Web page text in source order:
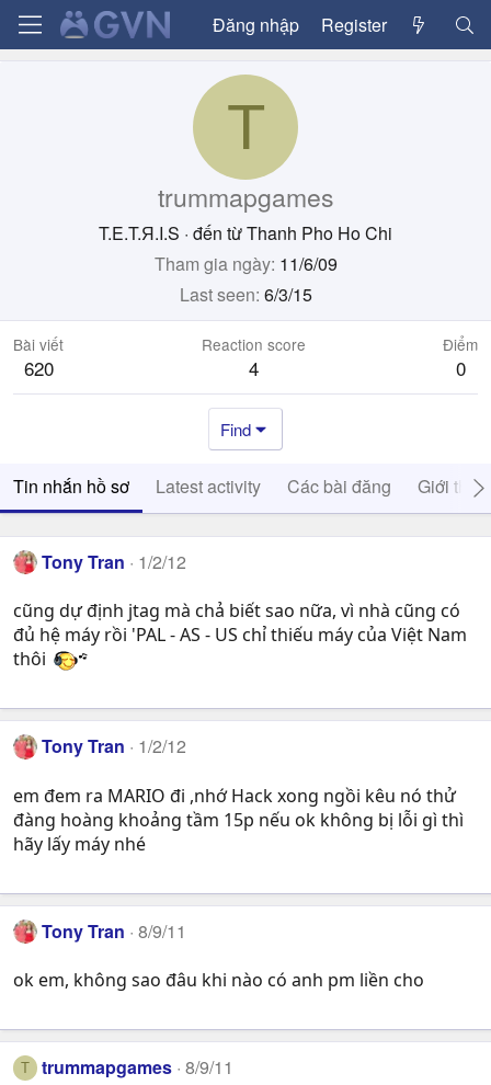
Đăng nhập Register
T
trummapgames
T.E.T.Я.I.S · đến từThanh Pho Ho Chi
Tham gia ngày 11/6/09
Last seen 6/3/15
Bài viết
620
Reaction score
4
Điểm
0
Find
Tin nhắn hồ sơ Latest activity Các bài đăng Giới thiệu
Tony Tran 1/2/12
cũng dự định jtag mà chả biết sao nữa, vì nhà cũng có
đủ hệ máy rồi 'PAL - AS - US chỉ thiếu máy của Việt Nam
thôi
Tony Tran 1/2/12
em đem ra MARIO đi ,nhớ Hack xong ngồi kêu nó thử
đàng hoàng khoảng tầm 15p nếu ok không bị lỗi gì thì
hãy lấy máy nhé
Tony Tran 8/9/11
ok em, không sao đâu khi nào có anh pm liền cho
T trummapgames 8/9/11